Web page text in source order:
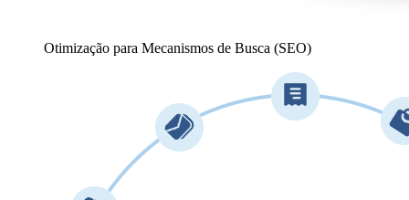
Otimização para Mecanismos de Busca (SEO)